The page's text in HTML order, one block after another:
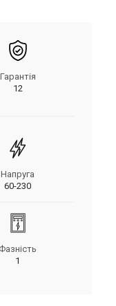
Гарантія
12
Напруга
60-230
1